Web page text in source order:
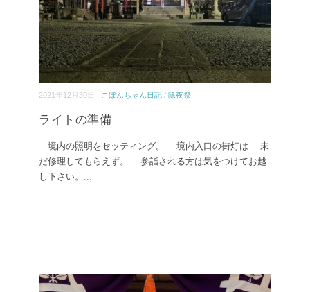
2021年12月30日 | こぼんちゃん日記 / 除夜祭
ライトの準備
境内の照明をセッティング。 境内入口の街灯は 未
だ修理してもらえず。 参詣される方は気をつけてお越
し下さい。 ...